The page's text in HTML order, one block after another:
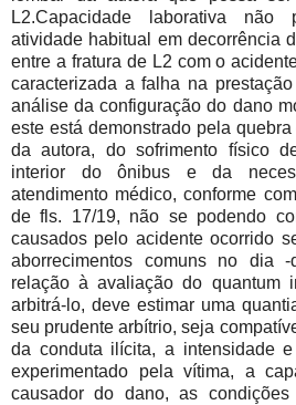
L2.Capacidade laborativa não
atividade habitual em decorrência
entre a fratura de L2 com o
caracterizada a falha na
análise da configuração do dano
este está demonstrado pela
da autora, do sofrimento físico
interior do ônibus e da
atendimento médico, conforme
de fls. 17/19, não se podendo
causados pelo acidente ocorrido
aborrecimentos comuns no dia
relação à avaliação do quantum
arbitrá-lo, deve estimar uma
seu prudente arbítrio, seja
da conduta ilícita, a intensidade
experimentado pela vítima, a
causador do dano, as